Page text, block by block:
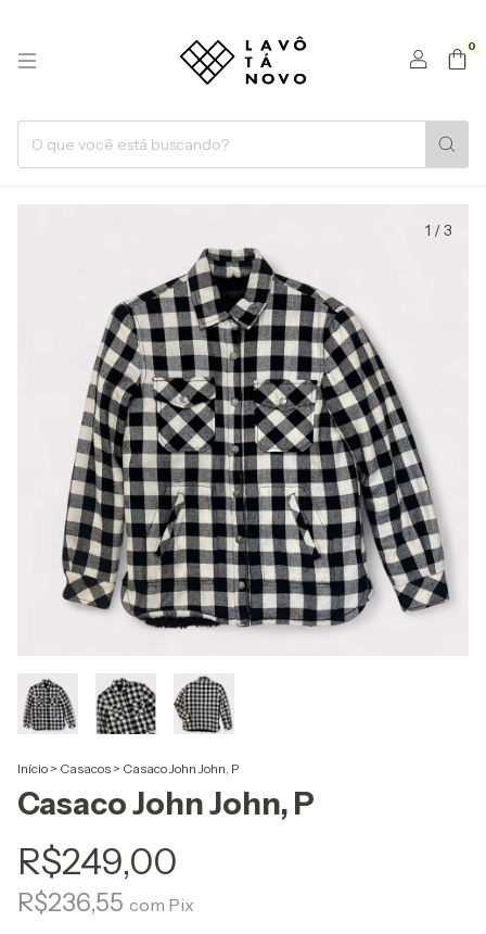
0
1 /3
Início > Casacos > Casaco John John, P
Casaco John John, P
R$249,00
R$236,55 com Pix